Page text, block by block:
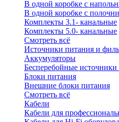
В одной коробке с
В одной коробке с
Комплекты 3.1- канальные
Комплекты 5.0- канальные
Смотреть всё
Источники питания и
Аккумуляторы
Бесперебойные источники
Блоки питания
Внешние блоки питания
Смотреть всё
Кабели
Кабели для